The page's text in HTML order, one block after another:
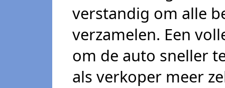
verstandig om alle
verzamelen. Een
om de auto sneller
als verkoper meer